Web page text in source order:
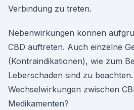
Verbindung zu treten.
Nebenwirkungen können
CBD auftreten. Auch einzelne
(Kontraindikationen), wie zum
Leberschaden sind zu
Wechselwirkungen zwischen
Medikamenten?